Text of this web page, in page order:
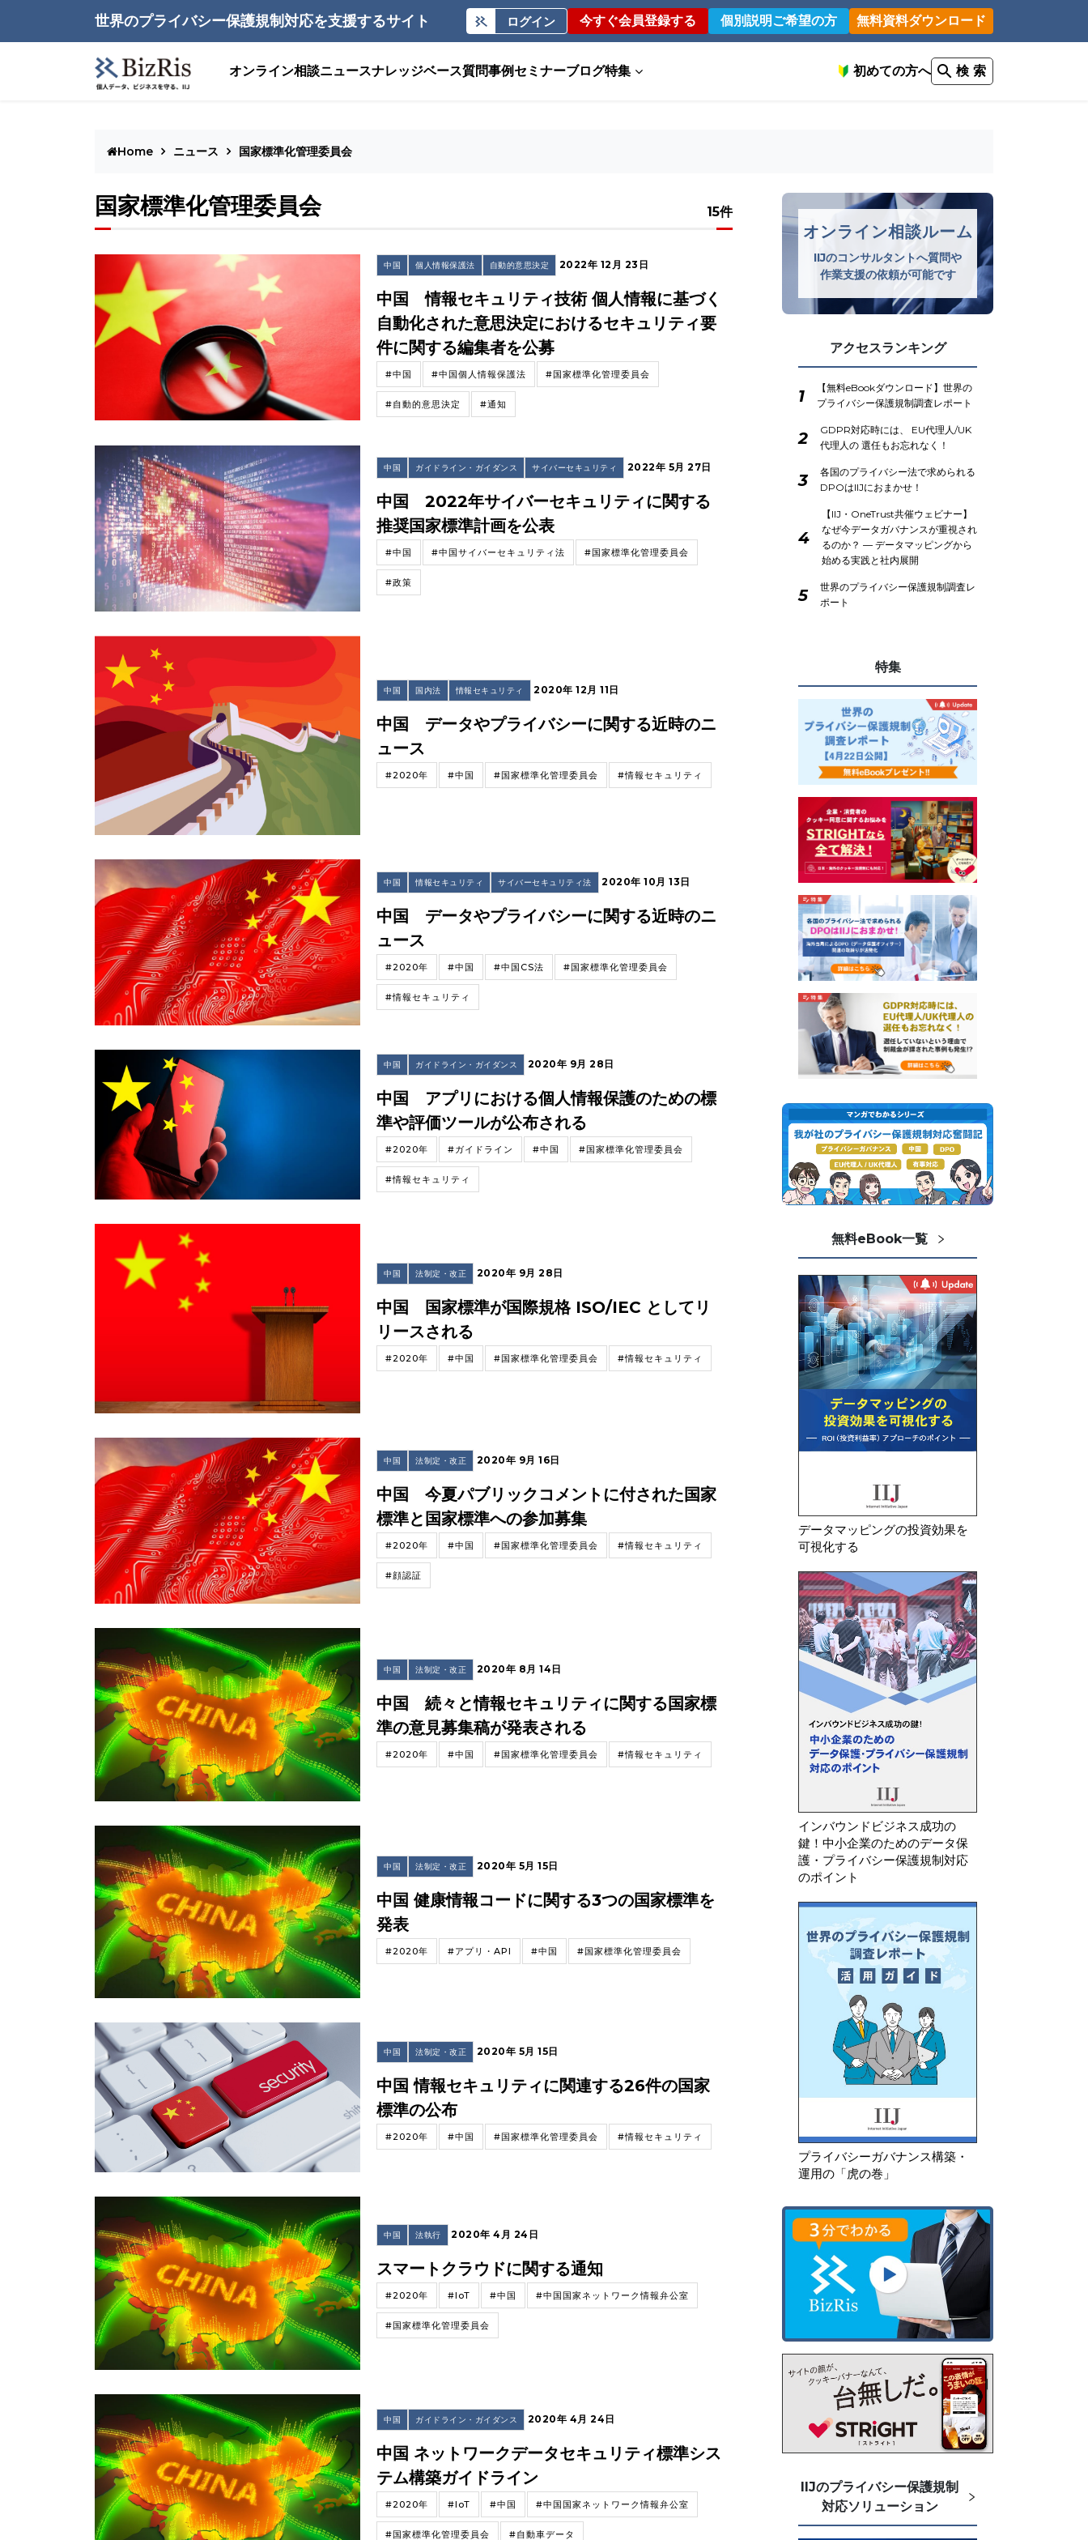
世界のプライバシー保護規制対応を支援するサイト ログイン 今すぐ会員登録する 個別説明ご希望の方 無料資料ダウンロード
オンライン相談ニュースナレッジベース質問事例 セミナーブログ特集 初めての方へ 検 索
Home ニュース 国家標準化管理委員会
国家標準化管理委員会 15件
中国 個人情報保護法 自動的意思決定 2022年 12月 23日
中国 情報セキュリティ技術 個人情報に基づく
自動化された意思決定におけるセキュリティ要
件に関する編集者を公募
#中国 #中国個人情報保護法 #国家標準化管理委員会
#自動的意思決定 #通知
中国 ガイドライン・ガイダンス サイバーセキュリティ 2022年 5月 27日
中国 2022年サイバーセキュリティに関する
推奨国家標準計画を公表
#中国 #中国サイバーセキュリティ法 #国家標準化管理委員会
#政策
中国 国内法 情報セキュリティ 2020年 12月 11日
中国 データやプライバシーに関する近時のニ
ュース
#2020年 #中国 #国家標準化管理委員会 #情報セキュリティ
中国 情報セキュリティ サイバーセキュリティ法 2020年 10月 13日
中国 データやプライバシーに関する近時のニ
ュース
#2020年 #中国 #中国CS法 #国家標準化管理委員会
#情報セキュリティ
中国 ガイドライン・ガイダンス 2020年 9月 28日
中国 アプリにおける個人情報保護のための標
準や評価ツールが公布される
#2020年 #ガイドライン #中国 #国家標準化管理委員会
#情報セキュリティ
中国 法制定・改正 2020年 9月 28日
中国 国家標準が国際規格 ISO/IEC としてリ
リースされる
#2020年 #中国 #国家標準化管理委員会 #情報セキュリティ
中国 法制定・改正 2020年 9月 16日
中国 今夏パブリックコメントに付された国家
標準と国家標準への参加募集
#2020年 #中国 #国家標準化管理委員会 #情報セキュリティ
#顔認証
中国 法制定・改正 2020年 8月 14日
中国 続々と情報セキュリティに関する国家標
準の意見募集稿が発表される
#2020年 #中国 #国家標準化管理委員会 #情報セキュリティ
中国 法制定・改正 2020年 5月 15日
中国 健康情報コードに関する3つの国家標準を
発表
#2020年 #アプリ・API #中国 #国家標準化管理委員会
中国 法制定・改正 2020年 5月 15日
中国 情報セキュリティに関連する26件の国家
標準の公布
#2020年 #中国 #国家標準化管理委員会 #情報セキュリティ
中国 法執行 2020年 4月 24日
スマートクラウドに関する通知
#2020年 #IoT #中国 #中国国家ネットワーク情報弁公室
#国家標準化管理委員会
中国 ガイドライン・ガイダンス 2020年 4月 24日
中国 ネットワークデータセキュリティ標準シス
テム構築ガイドライン
#2020年 #IoT #中国 #中国国家ネットワーク情報弁公室
#国家標準化管理委員会 #自動車データ
オンライン相談ルーム
IIJのコンサルタントへ質問や
作業支援の依頼が可能です
アクセスランキング
1
【無料eBookダウンロード】世界の
プライバシー保護規制調査レポート
2
GDPR対応時には、 EU代理人/UK
代理人の 選任もお忘れなく！
3
各国のプライバシー法で求められる
DPOはIIJにおまかせ！
4
【IIJ・OneTrust共催ウェビナー】
なぜ今データガバナンスが重視され
るのか？ ― データマッピングから
始める実践と社内展開
5
世界のプライバシー保護規制調査レ
ポート
特集
無料eBook一覧
データマッピングの投資効果を
可視化する
インバウンドビジネス成功の
鍵！中小企業のためのデータ保
護・プライバシー保護規制対応
のポイント
プライバシーガバナンス構築・
運用の「虎の巻」
IIJのプライバシー保護規制
対応ソリューション